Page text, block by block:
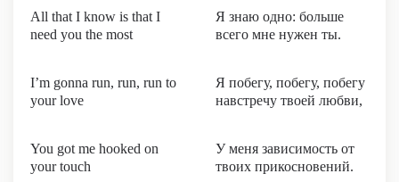
All that I know is that I
need you the most
Я знаю одно: больше
всего мне нужен ты.
I’m gonna run, run, run to
your lovе
Я побегу, побегу, побегу
навстречу твоей любви,
You got me hooked on
your touch
У меня зависимость от
твоих прикосновений.